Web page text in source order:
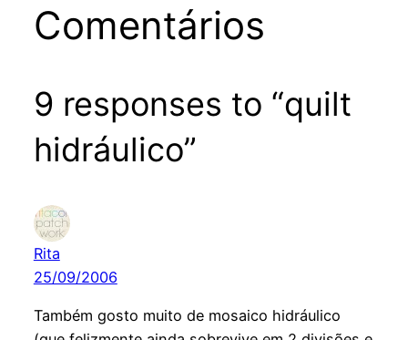
Comentários
9 responses to “quilt
hidráulico”
Rita
25/09/2006
Também gosto muito de mosaico hidráulico